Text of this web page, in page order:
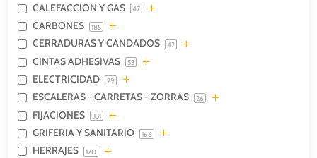
CALEFACCION Y GAS 47
CARBONES 185
CERRADURAS Y CANDADOS 42
CINTAS ADHESIVAS 53
ELECTRICIDAD 29
ESCALERAS - CARRETAS - ZORRAS 26
FIJACIONES 331
GRIFERIA Y SANITARIO 166
HERRAJES 170